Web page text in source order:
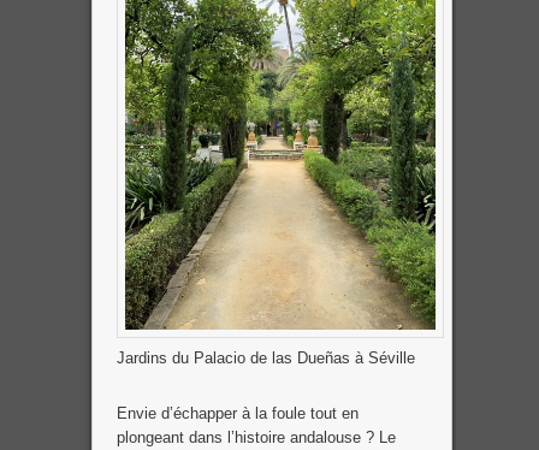
Jardins du Palacio de las Dueñas à Séville
Envie d’échapper à la foule tout en
plongeant dans l’histoire andalouse ? Le